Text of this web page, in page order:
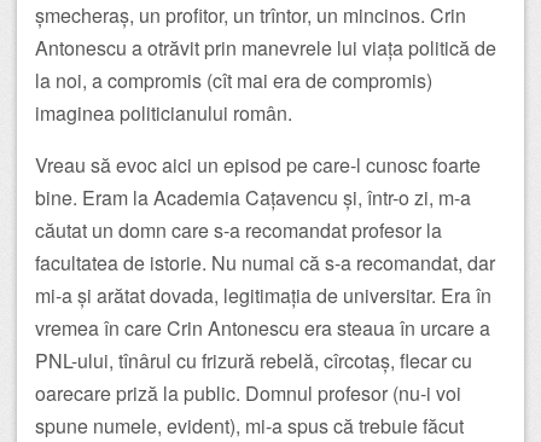
șmecheraș, un profitor, un trîntor, un mincinos. Crin
Antonescu a otrăvit prin manevrele lui viața politică de
la noi, a compromis (cît mai era de compromis)
imaginea politicianului român.
Vreau să evoc aici un episod pe care-l cunosc foarte
bine. Eram la Academia Cațavencu și, într-o zi, m-a
căutat un domn care s-a recomandat profesor la
facultatea de istorie. Nu numai că s-a recomandat, dar
mi-a și arătat dovada, legitimația de universitar. Era în
vremea în care Crin Antonescu era steaua în urcare a
PNL-ului, tînârul cu frizură rebelă, cîrcotaș, flecar cu
oarecare priză la public. Domnul profesor (nu-i voi
spune numele, evident), mi-a spus că trebuie făcut